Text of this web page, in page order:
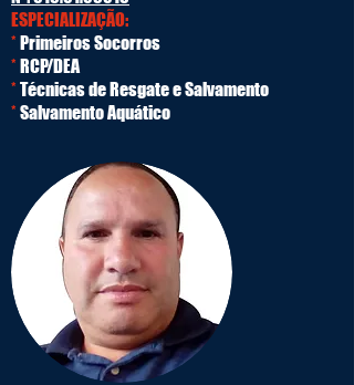
ESPECIALIZAÇÃO:
* Primeiros Socorros
* RCP/DEA
* Técnicas de Resgate e Salvamento
* Salvamento Aquático